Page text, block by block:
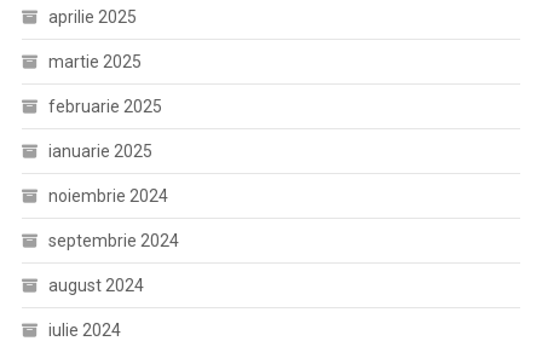
aprilie 2025
martie 2025
februarie 2025
ianuarie 2025
noiembrie 2024
septembrie 2024
august 2024
iulie 2024